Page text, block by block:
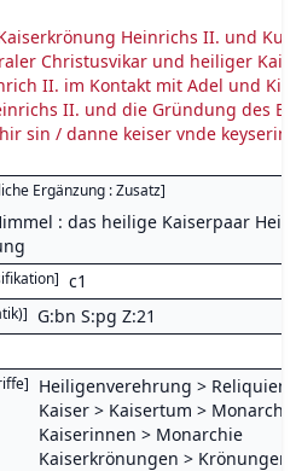
Heinrichs II. und
Christusvikar und heiliger
II. im Kontakt mit Adel und
II. und die Gründung des
sin / danne keiser vnde
Ergänzung : Zusatz]
: das heilige Kaiserpaar
] c1
] G:bn S:pg Z:21
] Heiligenverehrung >
Kaiser > Kaisertum >
Kaiserinnen > Monarchie
Kaiserkrönungen > Krönungen